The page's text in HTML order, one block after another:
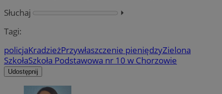
Słuchaj
⏵︎
Tagi:
policjaKradzieżPrzywłaszczenie pieniędzyZielona
SzkołaSzkoła Podstawowa nr 10 w Chorzowie
Udostępnij